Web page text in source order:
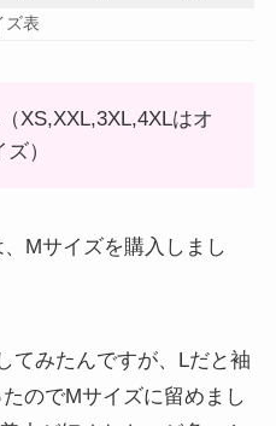
ズ表
XS,XXL,3XL,4XLはオ
）
Mサイズを購入しまし
てみたんですが、Lだと袖
のでMサイズに留めまし